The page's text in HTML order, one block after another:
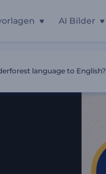
AI Bilder
language to English?